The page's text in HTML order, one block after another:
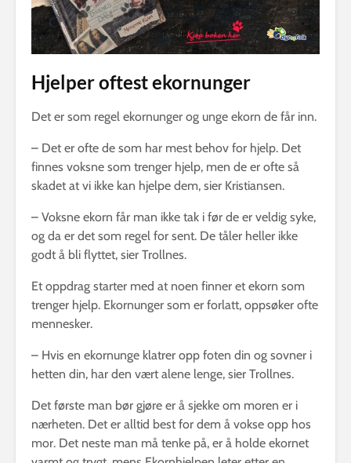
Hjelper oftest ekornunger
Det er som regel ekornunger og unge ekorn de får inn.
– Det er ofte de som har mest behov for hjelp. Det
finnes voksne som trenger hjelp, men de er ofte så
skadet at vi ikke kan hjelpe dem, sier Kristiansen.
– Voksne ekorn får man ikke tak i før de er veldig syke,
og da er det som regel for sent. De tåler heller ikke
godt å bli flyttet, sier Trollnes.
Et oppdrag starter med at noen finner et ekorn som
trenger hjelp. Ekornunger som er forlatt, oppsøker ofte
mennesker.
– Hvis en ekornunge klatrer opp foten din og sovner i
hetten din, har den vært alene lenge, sier Trollnes.
Det første man bør gjøre er å sjekke om moren er i
nærheten. Det er alltid best for dem å vokse opp hos
mor. Det neste man må tenke på, er å holde ekornet